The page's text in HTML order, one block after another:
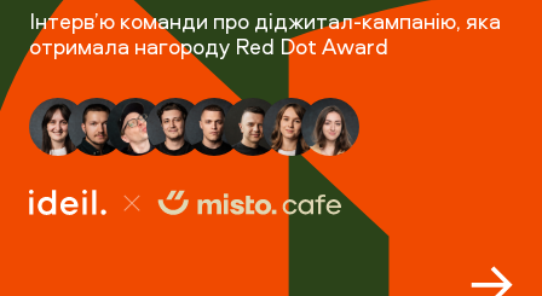
Інтерв’ю команди про діджитал-кампанію, яка
отримала нагороду Red Dot Award